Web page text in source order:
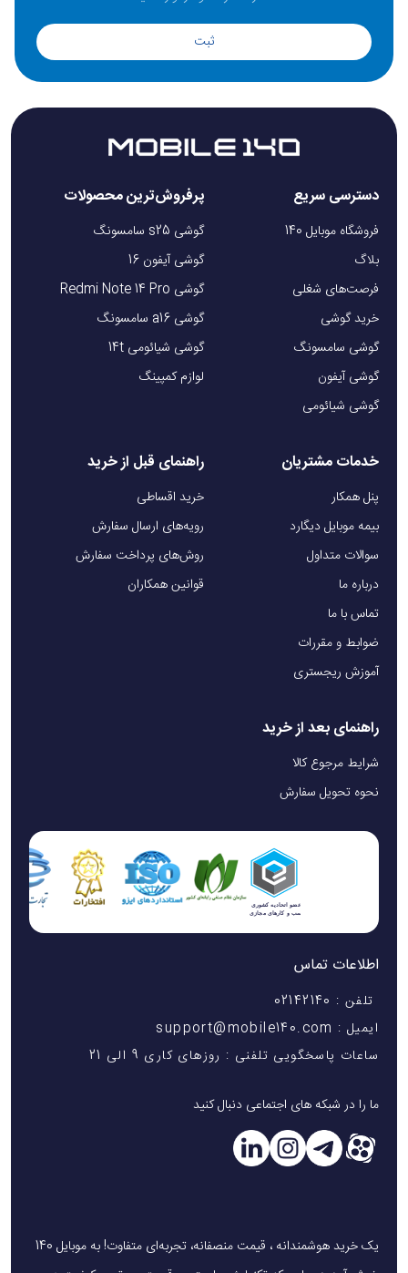
ثبت
دسترسی سریع
فروشگاه موبایل 140
بلاگ
فرصت‌های شغلی
خرید گوشی
گوشی سامسونگ
گوشی آیفون
گوشی شیائومی
پرفروش‌ترین محصولات
گوشی s25 سامسونگ
گوشی آیفون 16
گوشی Redmi Note 14 Pro
گوشی a16 سامسونگ
گوشی شیائومی 14t
لوازم کمپینگ
خدمات مشتریان
پنل همکار
بیمه موبایل دیگارد
سوالات متداول
درباره ما
تماس با ما
ضوابط و مقررات
آموزش ریجستری
راهنمای قبل از خرید
خرید اقساطی
رویه‌های ارسال سفارش
روش‌های پرداخت سفارش
قوانین همکاران
راهنمای بعد از خرید
شرایط مرجوع کالا
نحوه تحویل سفارش
اطلاعات تماس
تلفن : 02142140
ایمیل : support@mobile140.com
ساعات پاسخگویی تلفنی : روزهای کاری 9 الی 21
ما را در شبکه های اجتماعی دنبال کنید
یک خرید هوشمندانه ، قیمت منصفانه، تجربه‌ای متفاوت! به موبایل 140